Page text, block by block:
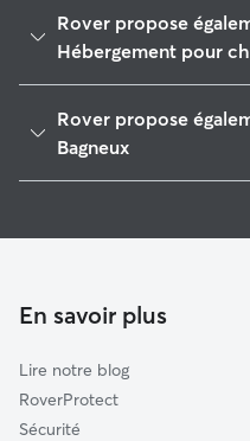
Rover propose
Hébergement pour
Antony
Villejuif
Le Kremlin-Bicêtre
Thiais
Rover propose
Bagneux
Promeneur de Chien à
En savoir plus
Lire notre blog
RoverProtect
Sécurité